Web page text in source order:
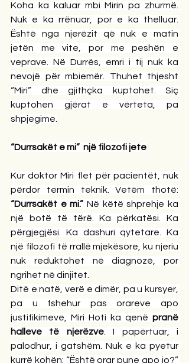
Koha ka kaluar mbi Mirin pa zhurmë.
Nuk e ka rrënuar, por e ka thelluar.
Është nga njerëzit që nuk e matin
jetën me vite, por me peshën e
veprave. Në Durrës, emri i tij nuk ka
nevojë për mbiemër. Thuhet thjesht
“Miri” dhe gjithçka kuptohet. Siç
kuptohen gjërat e vërteta, pa
shpjegime.
“Durrsakët e mi”  një filozofi jete
Kur doktor Miri flet për pacientët, nuk
“Durrsakët e mi.” Në këtë shprehje ka
një botë të tërë. Ka përkatësi. Ka
përgjegjësi. Ka dashuri qytetare. Ka
një filozofi të rrallë mjekësore, ku njeriu
nuk reduktohet në diagnozë, por
ngrihet në dinjitet.
Ditë e natë, verë e dimër, pa u kursyer,
pa u fshehur pas orareve apo
justifikimeve, Miri Hoti ka qenë pranë
halleve të njerëzve. I papërtuar, i
palodhur, i gatshëm. Nuk e ka pyetur
kurrë kohën: “Është orar pune apo jo?”